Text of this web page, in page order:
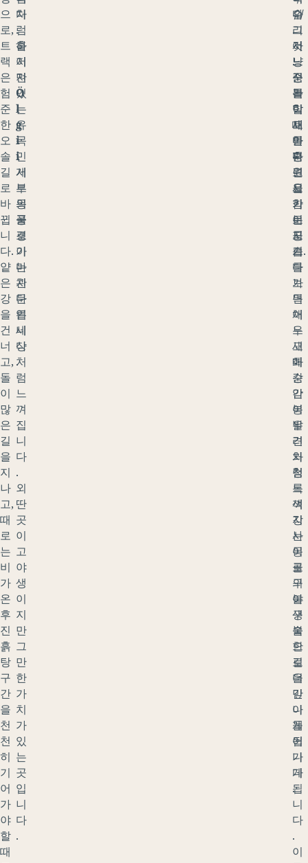
으
로,
트
랙
은
험
준
한
오
솔
길
로
바
뀝
니
다.
얕
은
강
을
건
너
고,
돌
이
많
은
길
을
지
나
고,
때
로
는
비
가
온
후
진
흙
탕
구
간
을
천
천
히
기
어
가
야
할
때
처
럼
흩
어
져
있
는
유
목
민
게
르
의
풍
경
이
마
치
다
른
세
상
처
럼
느
껴
집
니
다
.
외
딴
곳
이
고
야
생
이
지
만
그
만
한
가
치
가
있
는
곳
입
니
다
.
다
.
하
지
만
Ö
l
g
i
i
서
부
몽
골
로
가
는
관
문
입
니
다
.
입
그
것
.
정
복
할
때
마
다
고
요
함
이
공
기
를
가
득
채
우
고
매
순
간
이
발
견
처
럼
느
껴
지
는
몽
골
의
야
생
속
으
로
더
깊
이
들
어
가
게
됩
니
다
.
이
다
.
어
느
순
간
탁
트
인
평
원
을
가
로
지
르
다
보
면
어
느
새
화
강
암
봉
우
리
와
청
록
색
강
사
이
로
구
불
구
불
한
길
을
만
나
게
됩
니
다
.
수
리
사
냥
꾼
들
이
새
를
훈
련
시
키
는
모
습.